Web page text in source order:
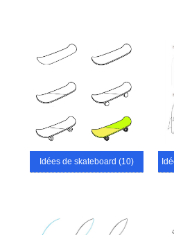
Idées de skateboard (10)